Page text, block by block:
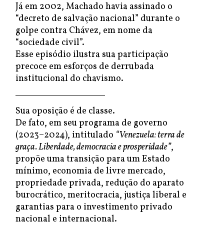
Já em 2002, Machado havia assinado o
“decreto de salvação nacional” durante o
golpe contra Chávez, em nome da
“sociedade civil”.
Esse episódio ilustra sua participação
precoce em esforços de derrubada
institucional do chavismo.
Sua oposição é de classe.
De fato, em seu programa de governo
(2023–2024), intitulado “Venezuela: terra de
graça. Liberdade, democracia e prosperidade”,
propõe uma transição para um Estado
mínimo, economia de livre mercado,
propriedade privada, redução do aparato
burocrático, meritocracia, justiça liberal e
garantias para o investimento privado
nacional e internacional.